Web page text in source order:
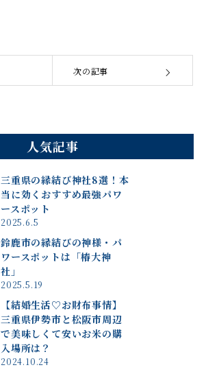
次の記事
人気記事
三重県の縁結び神社8選！本
当に効くおすすめ最強パワ
ースポット
2025.6.5
鈴鹿市の縁結びの神様・パ
ワースポットは「椿大神
社」
2025.5.19
【結婚生活♡お財布事情】
三重県伊勢市と松阪市周辺
で美味しくて安いお米の購
入場所は？
2024.10.24